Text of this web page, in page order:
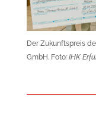
Der Zukunftspreis
GmbH. Foto: IHK